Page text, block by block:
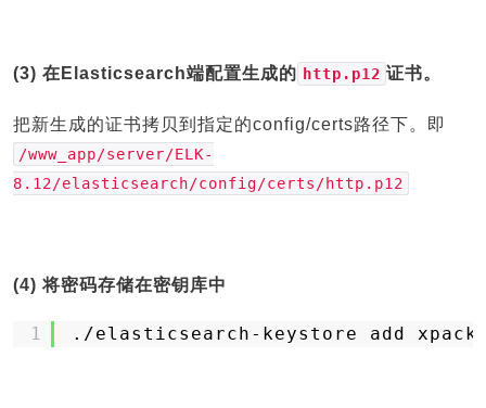
(3) 在Elasticsearch端配置生成的 http.p12 证书。
把新生成的证书拷贝到指定的config/certs路径下。即
/www_app/server/ELK-
8.12/elasticsearch/config/certs/http.p12
(4) 将密码存储在密钥库中
1 . /elasticsearch-keystore add